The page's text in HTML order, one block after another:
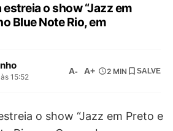
o show “Jazz em
Blue Note Rio, em
15:52
A- A+ 2 MIN SALVE